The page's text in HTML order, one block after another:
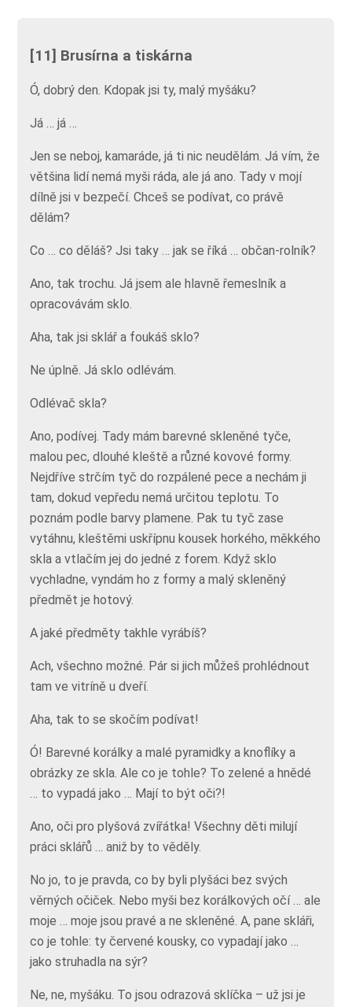
[11] Brusírna a tiskárna
Ó, dobrý den. Kdopak jsi ty, malý myšáku?
Já … já …
Jen se neboj, kamaráde, já ti nic neudělám. Já vím, že
většina lidí nemá myši ráda, ale já ano. Tady v mojí
dílně jsi v bezpečí. Chceš se podívat, co právě
dělám?
Co … co děláš? Jsi taky … jak se říká … občan-rolník?
Ano, tak trochu. Já jsem ale hlavně řemeslník a
opracovávám sklo.
Aha, tak jsi sklář a foukáš sklo?
Ne úplně. Já sklo odlévám.
Odlévač skla?
Ano, podívej. Tady mám barevné skleněné tyče,
malou pec, dlouhé kleště a různé kovové formy.
Nejdříve strčím tyč do rozpálené pece a nechám ji
tam, dokud vepředu nemá určitou teplotu. To
poznám podle barvy plamene. Pak tu tyč zase
vytáhnu, kleštěmi uskřípnu kousek horkého, měkkého
skla a vtlačím jej do jedné z forem. Když sklo
vychladne, vyndám ho z formy a malý skleněný
předmět je hotový.
A jaké předměty takhle vyrábíš?
Ach, všechno možné. Pár si jich můžeš prohlédnout
tam ve vitríně u dveří.
Aha, tak to se skočím podívat!
Ó! Barevné korálky a malé pyramidky a knoflíky a
obrázky ze skla. Ale co je tohle? To zelené a hnědé
… to vypadá jako … Mají to být oči?!
Ano, oči pro plyšová zvířátka! Všechny děti milují
práci sklářů … aniž by to věděly.
No jo, to je pravda, co by byli plyšáci bez svých
věrných očiček. Nebo myši bez korálkových očí … ale
moje … moje jsou pravé a ne skleněné. A, pane skláři,
co je tohle: ty červené kousky, co vypadají jako …
jako struhadla na sýr?
Ne, ne, myšáku. To jsou odrazová sklíčka – už jsi je